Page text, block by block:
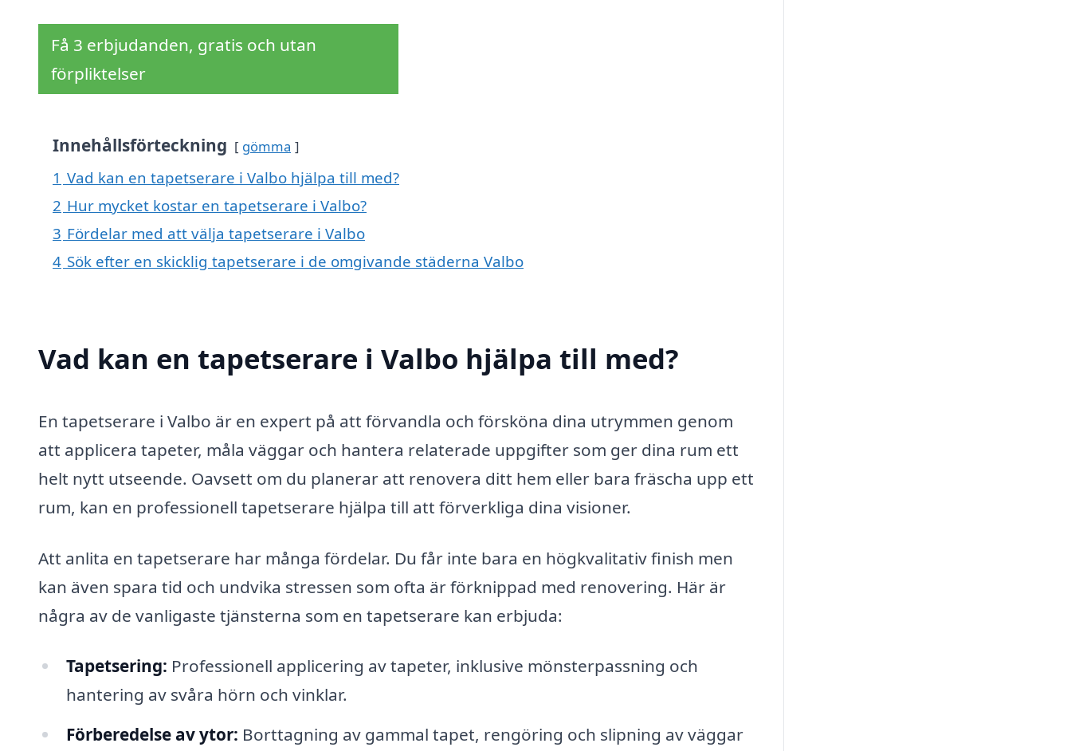
Få 3 erbjudanden, gratis och utan
förpliktelser
Innehållsförteckning gömma
1 Vad kan en tapetserare i Valbo hjälpa till med?
2 Hur mycket kostar en tapetserare i Valbo?
3 Fördelar med att välja tapetserare i Valbo
4 Sök efter en skicklig tapetserare i de omgivande städerna Valbo
Vad kan en tapetserare i Valbo hjälpa till med?
En tapetserare i Valbo är en expert på att förvandla och försköna dina utrymmen genom
att applicera tapeter, måla väggar och hantera relaterade uppgifter som ger dina rum ett
helt nytt utseende. Oavsett om du planerar att renovera ditt hem eller bara fräscha upp ett
rum, kan en professionell tapetserare hjälpa till att förverkliga dina visioner.
Att anlita en tapetserare har många fördelar. Du får inte bara en högkvalitativ finish men
kan även spara tid och undvika stressen som ofta är förknippad med renovering. Här är
några av de vanligaste tjänsterna som en tapetserare kan erbjuda:
Tapetsering: Professionell applicering av tapeter, inklusive mönsterpassning och
hantering av svåra hörn och vinklar.
Förberedelse av ytor: Borttagning av gammal tapet, rengöring och slipning av väggar